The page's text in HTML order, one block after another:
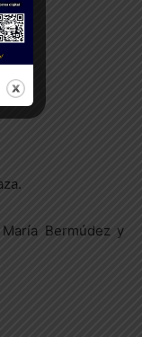
Bermúdez y